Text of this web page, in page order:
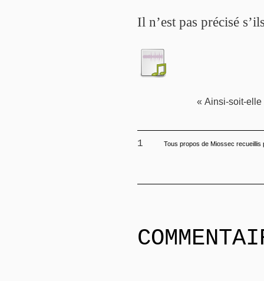
Il n’est pas précisé
« Ainsi-soit-elle
1 Tous propos de Miossec recueillis